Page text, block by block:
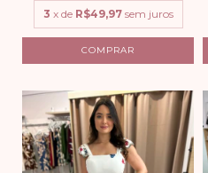
3 x de R$49,97 sem juros
COMPRAR